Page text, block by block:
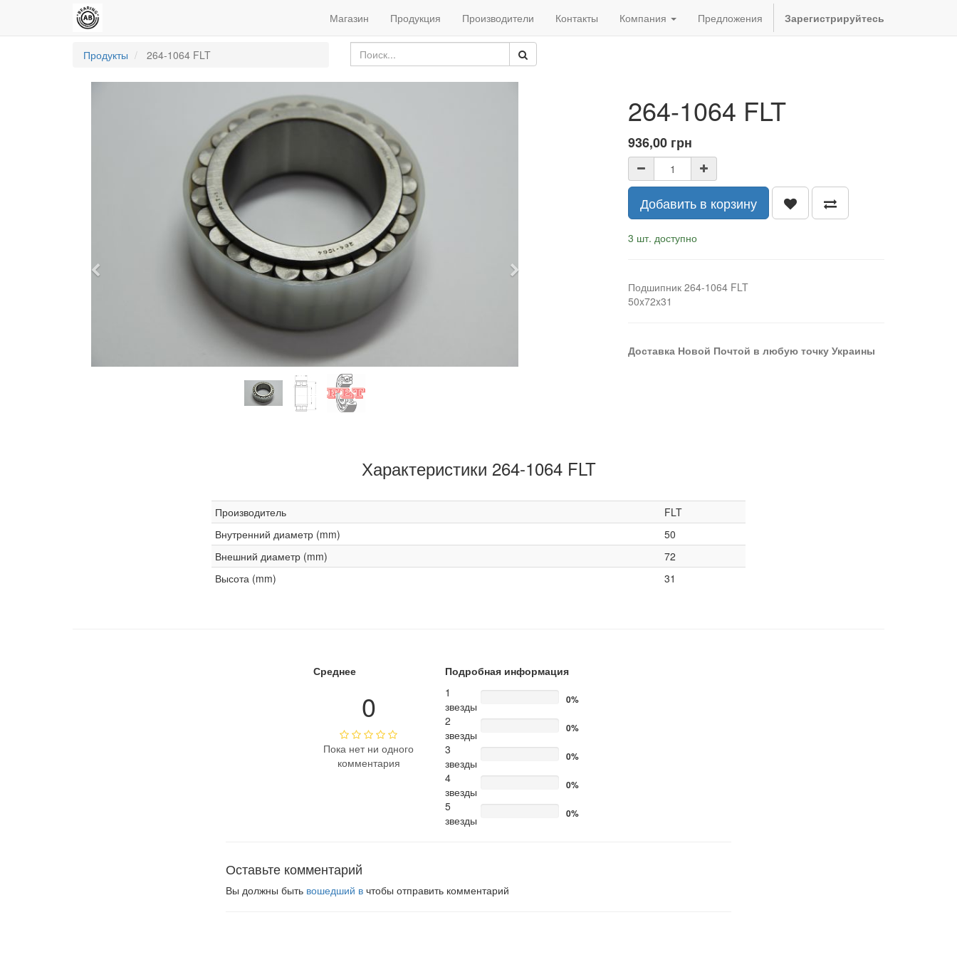
Магазин Продукция Производители Контакты Компания Предложения Зарегистрируйтесь
Продукты 264-1064 FLT
Next
264-1064 FLT
936,00 грн
Добавить в корзину
3 шт. доступно
Подшипник 264-1064 FLT
50x72x31
Доставка Новой Почтой в любую точку Украины
Характеристики 264-1064 FLT
Производитель
FLT
Внутренний диаметр (mm)
50
Внешний диаметр (mm)
72
Высота (mm)
31
Среднее
0
Пока нет ни одного
комментария
Подробная информация
1
звезды
0%
2
звезды
0%
3
звезды
0%
4
звезды
0%
5
звезды
0%
Оставьте комментарий
Вы должны быть вошедший в чтобы отправить комментарий